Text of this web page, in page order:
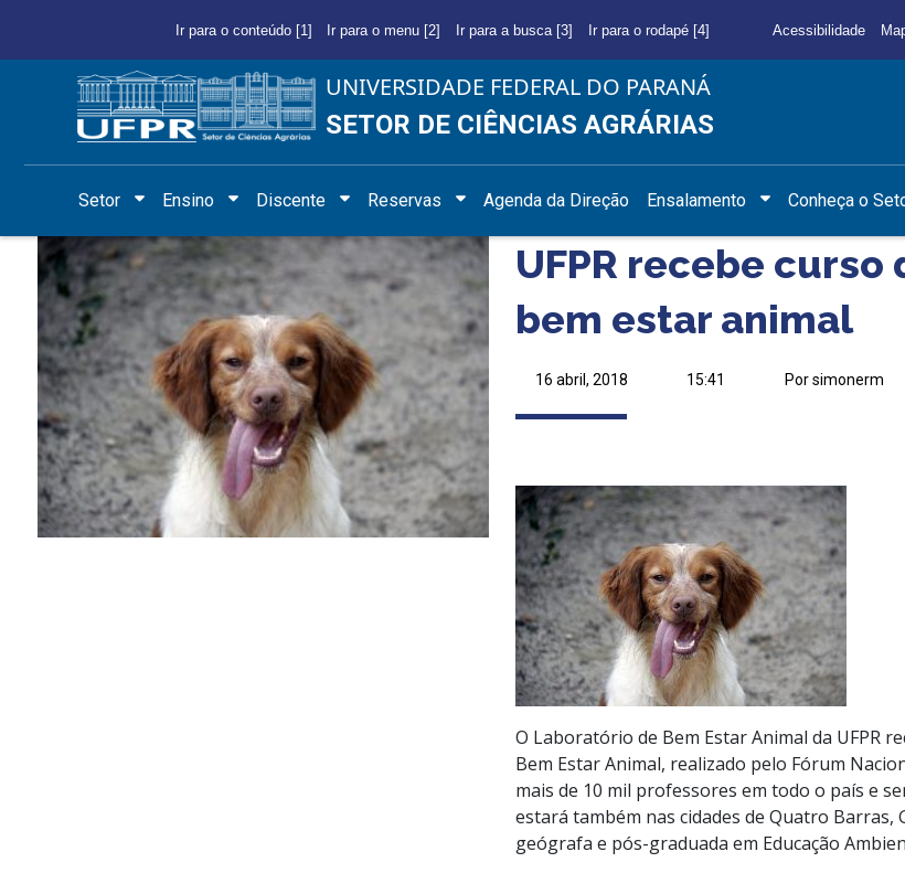
Ir para o conteúdo [1] Ir para o menu [2] Ir para a busca [3] Ir para o rodapé [4] Acessibilidade
UNIVERSIDADE FEDERAL DO PARANÁ
SETOR DE CIÊNCIAS AGRÁRIAS
Setor Ensino Discente Reservas Agenda da Direção Ensalamento Conheça o
UFPR recebe
bem estar animal
16 abril, 2018 15:41 Por simonerm
O Laboratório de Bem Estar Animal da UFPR
Bem Estar Animal, realizado pelo Fórum
mais de 10 mil professores em todo o país e
estará também nas cidades de Quatro
geógrafa e pós-graduada em Educação